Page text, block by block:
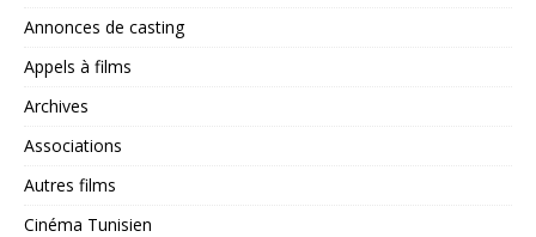
Annonces de casting
Appels à films
Archives
Associations
Autres films
Cinéma Tunisien